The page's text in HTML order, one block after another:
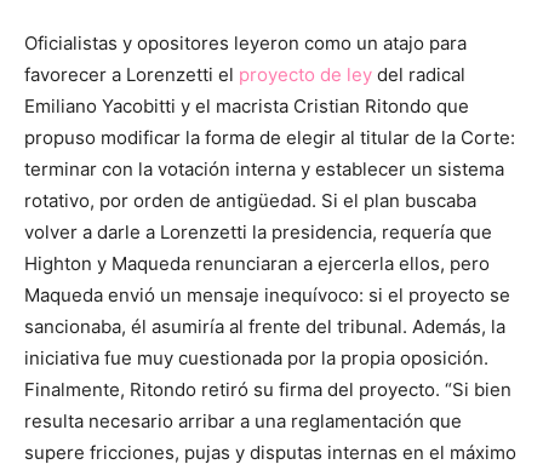
Oficialistas y opositores leyeron como un atajo para
favorecer a Lorenzetti el proyecto de ley del radical
Emiliano Yacobitti y el macrista Cristian Ritondo que
propuso modificar la forma de elegir al titular de la Corte:
terminar con la votación interna y establecer un sistema
rotativo, por orden de antigüedad. Si el plan buscaba
volver a darle a Lorenzetti la presidencia, requería que
Highton y Maqueda renunciaran a ejercerla ellos, pero
Maqueda envió un mensaje inequívoco: si el proyecto se
sancionaba, él asumiría al frente del tribunal. Además, la
iniciativa fue muy cuestionada por la propia oposición.
Finalmente, Ritondo retiró su firma del proyecto. “Si bien
resulta necesario arribar a una reglamentación que
supere fricciones, pujas y disputas internas en el máximo